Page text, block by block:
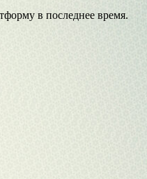
в последнее время.